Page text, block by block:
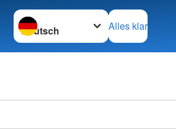
Sprache wechseln zu
Alles klar